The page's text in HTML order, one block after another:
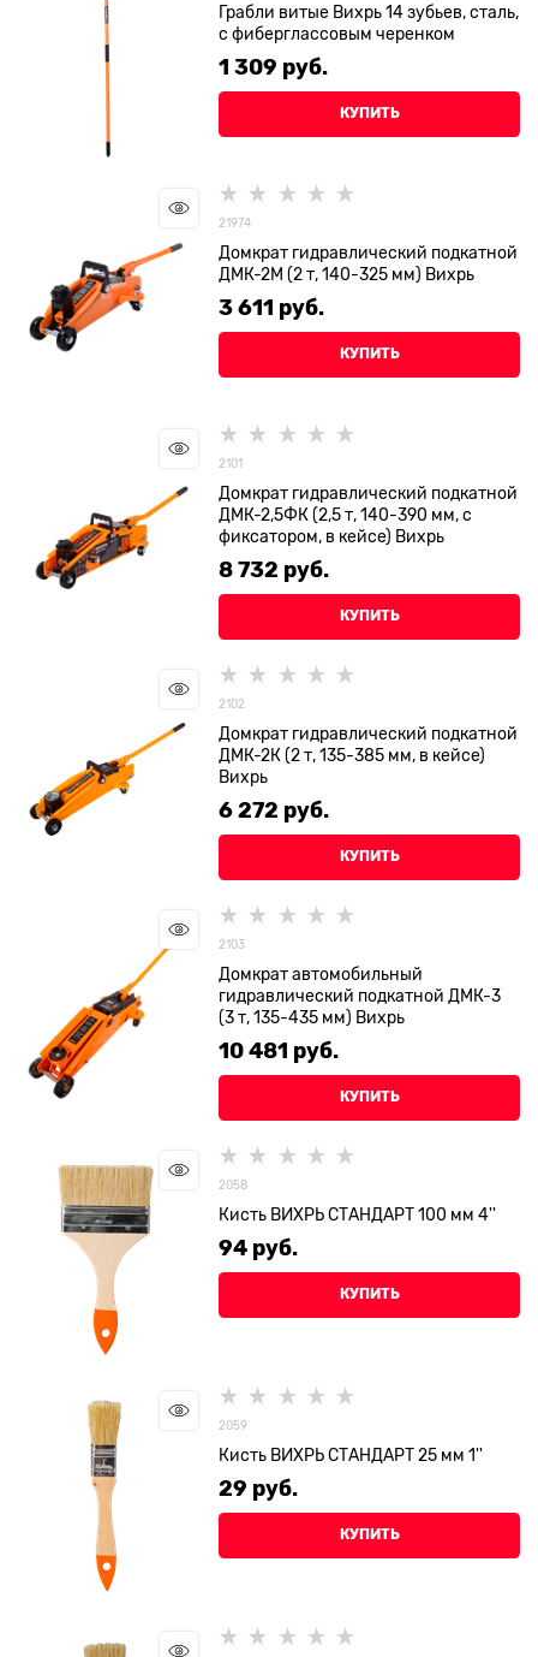
Грабли витые Вихрь 14 зубьев, сталь,
с фиберглассовым черенком
1 309 руб.
КУПИТЬ
21974
Домкрат гидравлический подкатной
ДМК-2М (2 т, 140-325 мм) Вихрь
3 611 руб.
КУПИТЬ
2101
Домкрат гидравлический подкатной
ДМК-2,5ФК (2,5 т, 140-390 мм, с
фиксатором, в кейсе) Вихрь
8 732 руб.
КУПИТЬ
2102
Домкрат гидравлический подкатной
ДМК-2К (2 т, 135-385 мм, в кейсе)
Вихрь
6 272 руб.
КУПИТЬ
2103
Домкрат автомобильный
гидравлический подкатной ДМК-3
(3 т, 135-435 мм) Вихрь
10 481 руб.
КУПИТЬ
2058
Кисть ВИХРЬ СТАНДАРТ 100 мм 4''
94 руб.
КУПИТЬ
2059
Кисть ВИХРЬ СТАНДАРТ 25 мм 1''
29 руб.
КУПИТЬ